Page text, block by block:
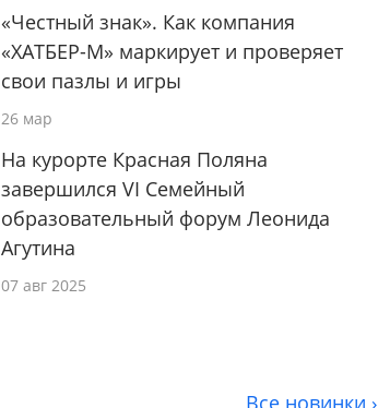
«Честный знак». Как компания
«ХАТБЕР-М» маркирует и проверяет
свои пазлы и игры
26 мар
На курорте Красная Поляна
завершился VI Семейный
образовательный форум Леонида
Агутина
07 авг 2025
Все новинки ›